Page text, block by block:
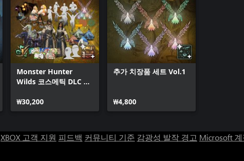
Monster Hunter
Wilds 코스메틱 DLC 팩
₩30,200
추가 치장품 세트 Vol.1
₩4,800
XBOX 고객 지원 피드백 커뮤니티 기준 감광성 발작 경고 Microsoft